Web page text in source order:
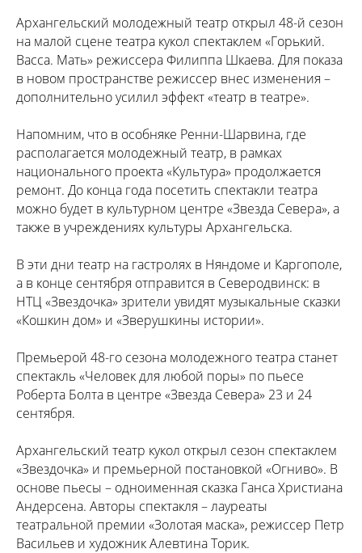
Архангельский молодежный театр открыл 48-й сезон
на малой сцене театра кукол спектаклем «Горький.
Васса. Мать» режиссера Филиппа Шкаева. Для показа
в новом пространстве режиссер внес изменения –
дополнительно усилил эффект «театр в театре».
Напомним, что в особняке Ренни-Шарвина, где
располагается молодежный театр, в рамках
национального проекта «Культура» продолжается
ремонт. До конца года посетить спектакли театра
можно будет в культурном центре «Звезда Севера», а
также в учреждениях культуры Архангельска.
В эти дни театр на гастролях в Няндоме и Каргополе,
а в конце сентября отправится в Северодвинск: в
НТЦ «Звездочка» зрители увидят музыкальные сказки
«Кошкин дом» и «Зверушкины истории».
Премьерой 48-го сезона молодежного театра станет
спектакль «Человек для любой поры» по пьесе
Роберта Болта в центре «Звезда Севера» 23 и 24
сентября.
Архангельский театр кукол открыл сезон спектаклем
«Звездочка» и премьерной постановкой «Огниво». В
основе пьесы – одноименная сказка Ганса Христиана
Андерсена. Авторы спектакля – лауреаты
театральной премии «Золотая маска», режиссер Петр
Васильев и художник Алевтина Торик.